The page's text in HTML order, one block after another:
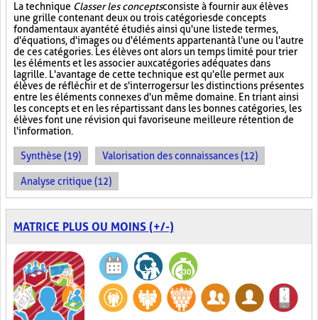
La technique Classer les conceptsconsiste à fournir aux élèves
une grille contenant deux ou trois catégories de concepts
fondamentaux ayant été étudiés ainsi qu'une liste de termes,
d'équations, d'images ou d'éléments appartenant à l'une ou l'autre
de ces catégories. Les élèves ont alors un temps limité pour trier
les éléments et les associer aux catégories adéquates dans
la grille. L'avantage de cette technique est qu'elle permet aux
élèves de réfléchir et de s'interroger sur les distinctions présentes
entre les éléments connexes d'un même domaine. En triant ainsi
les concepts et en les répartissant dans les bonnes catégories, les
élèves font une révision qui favorise une meilleure rétention de
l'information.
Synthèse (19) Valorisation des connaissances (12)
Analyse critique (12)
MATRICE PLUS OU MOINS (+/-)